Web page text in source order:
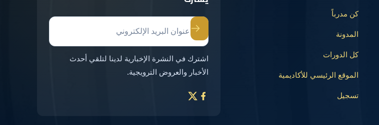
كن مدرباً
المدونة
كل الدورات
الموقع الرئيسي للأكاديمية
تسجيل
اشترك في النشرة الإخبارية لدينا لتلقي أحدث
الأخبار والعروض الترويجية.